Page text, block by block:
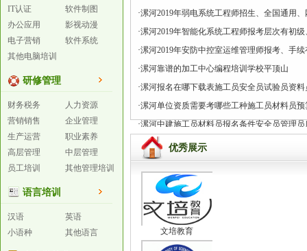
IT认证
软件制图
办公应用
影视动漫
电子营销
软件系统
其他电脑培训
研修管理
财务税务
人力资源
营销销售
企业管理
生产运营
职业素养
高层管理
中层管理
员工培训
其他管理培训
语言培训
汉语
英语
小语种
其他语言
·漯河2019年弱电系统工程师招生、全国通用
·漯河2019年智能化系统工程师报考层次有初
·漯河2019年安防中控室运维管理师报考、手
·漯河靠谱的加工中心编程培训学校平顶山
·漯河报名在哪下载表施工员安全员试验员资
·漯河单位资质需要考哪些工种施工员材料员
·漯河中建施工员材料员报名条件安全员管理
优秀展示
文培教育